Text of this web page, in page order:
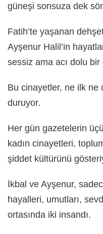
güneşi sonsuza dek
Fatih’te yaşanan
Ayşenur Halil’in
sessiz ama acı dolu bir
Bu cinayetler, ne ilk ne
duruyor.
Her gün gazetelerin
kadın cinayetleri,
şiddet kültürünü
İkbal ve Ayşenur,
hayalleri, umutları,
ortasında iki insandı.